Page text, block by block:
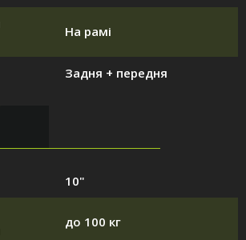
На рамі
Задня + передня
10"
до 100 кг